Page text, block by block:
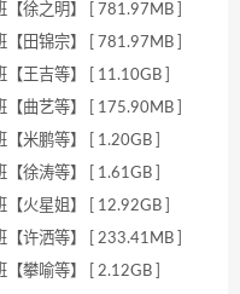
徐之明】 [ 781.97MB ]
田锦宗】 [ 781.97MB ]
王吉等】 [ 11.10GB ]
曲艺等】 [ 175.90MB ]
米鹏等】 [ 1.20GB ]
徐涛等】 [ 1.61GB ]
火星姐】 [ 12.92GB ]
许洒等】 [ 233.41MB ]
攀喻等】 [ 2.12GB ]